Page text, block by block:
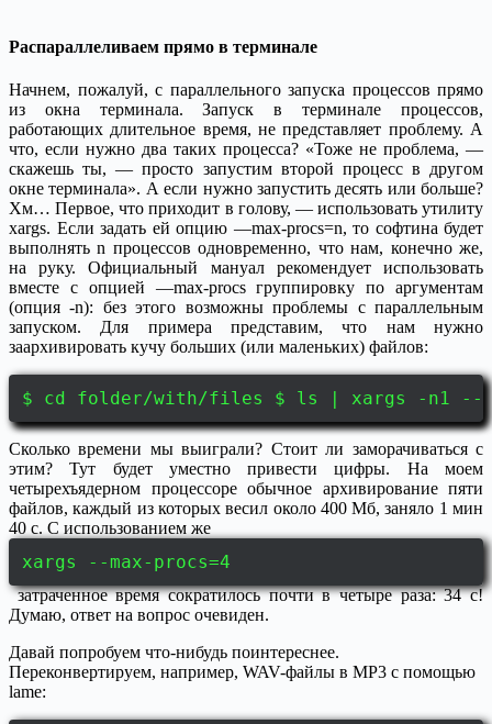
Распараллеливаем прямо в терминале
Начнем, пожалуй, с параллельного запуска процессов прямо
из окна терминала. Запуск в терминале процессов,
работающих длительное время, не представляет проблему. А
что, если нужно два таких процесса? «Тоже не проблема, —
скажешь ты, — просто запустим второй процесс в другом
окне терминала». А если нужно запустить десять или больше?
Хм… Первое, что приходит в голову, — использовать утилиту
xargs. Если задать ей опцию —max-procs=n, то софтина будет
выполнять n процессов одновременно, что нам, конечно же,
на руку. Официальный мануал рекомендует использовать
вместе с опцией —max-procs группировку по аргументам
(опция -n): без этого возможны проблемы с параллельным
запуском. Для примера представим, что нам нужно
заархивировать кучу больших (или маленьких) файлов:
$ cd folder/with/files $ ls | xargs -n1 --
Сколько времени мы выиграли? Стоит ли заморачиваться с
этим? Тут будет уместно привести цифры. На моем
четырехъядерном процессоре обычное архивирование пяти
файлов, каждый из которых весил около 400 Мб, заняло 1 мин
40 с. С использованием же
xargs --max-procs=4
затраченное время сократилось почти в четыре раза: 34 с!
Думаю, ответ на вопрос очевиден.
Давай попробуем что-нибудь поинтереснее.
Переконвертируем, например, WAV-файлы в MP3 с помощью
lame: